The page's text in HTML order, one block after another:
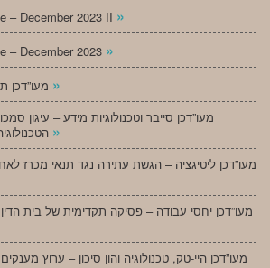
– December 2023 II »
– December 2023 »
»
מעו”דכן סייבר וטכנולוגיות מידע – עיגון
»
מעו”דכן ליטיגציה – הגשת עתירה נגד תנאי מכרז
מעו”דכן יחסי עבודה – פסיקה תקדימית של בית
מעו”דכן היי-טק, טכנולוגיה והון סיכון – ערוץ